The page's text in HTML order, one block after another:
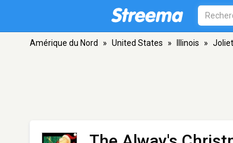
Amérique du Nord » United States » Illinois » Joliet